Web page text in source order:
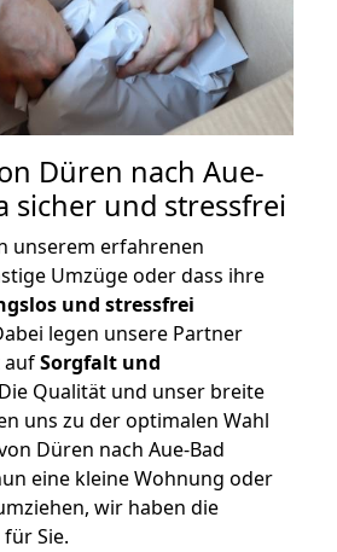
Düren nach Aue-
sicher und stressfrei
unserem erfahrenen
Umzüge oder dass ihre
und stressfrei
legen unsere Partner
aufSorgfalt und
Die Qualität und unser breite
uns zu der optimalen Wahl
Düren nach Aue-Bad
eine kleine Wohnung oder
wir haben die
Sie.